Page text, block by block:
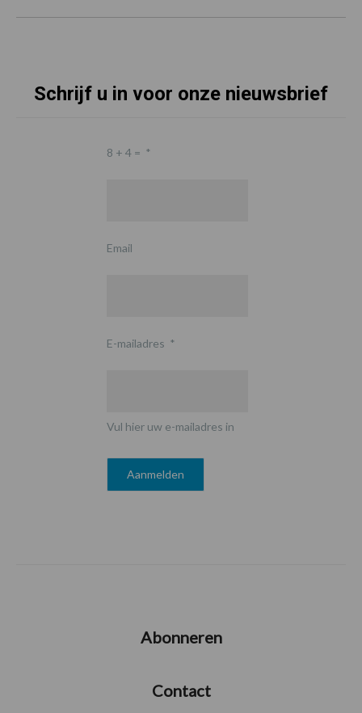
Schrijf u in voor onze nieuwsbrief
8 + 4 = *
Email
E-mailadres *
Vul hier uw e-mailadres in
Abonneren
Contact